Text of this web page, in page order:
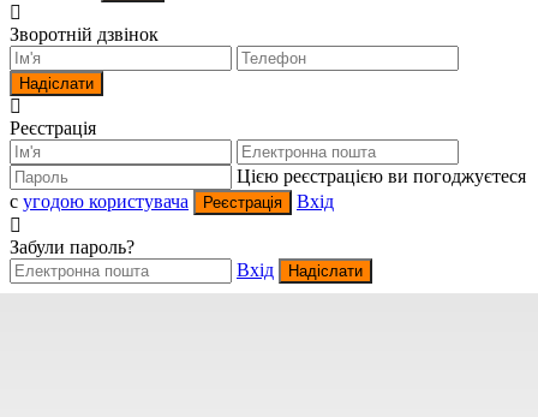
Зворотній дзвінок
Надіслати
Реєстрація
Цією реєстрацією ви погоджуєтеся
c угодою користувача Реєстрація Вхід
Забули пароль?
Вхід
Надіслати